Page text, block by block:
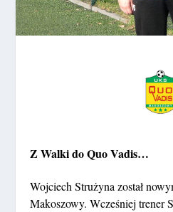
Z Walki do Quo Vadis…
Wojciech Strużyna został
Makoszowy. Wcześniej trener